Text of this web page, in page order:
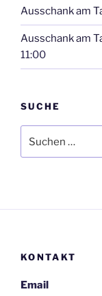
Ausschank am
Ausschank am
11:00
SUCHE
nach:
KONTAKT
Email